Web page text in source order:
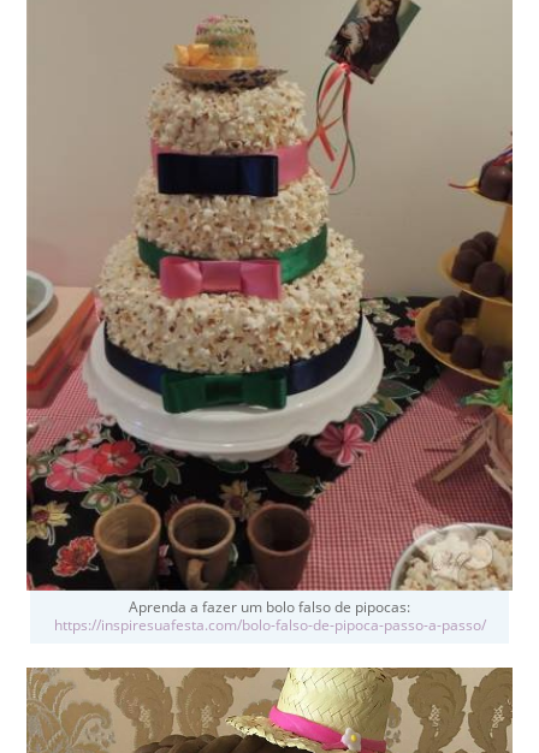
Aprenda a fazer um bolo falso de pipocas:
https://inspiresuafesta.com/bolo-falso-de-pipoca-passo-a-passo/